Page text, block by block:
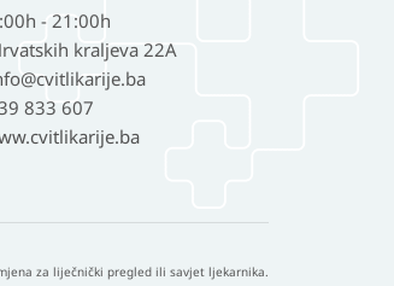
- 21:00h
kraljeva 22A
833 607
za liječnički pregled ili savjet ljekarnika.